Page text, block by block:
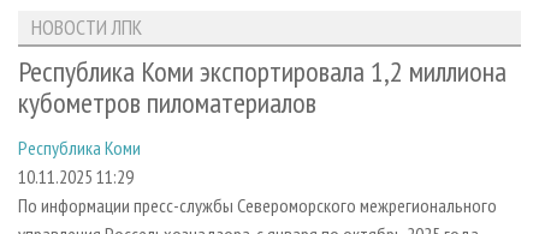
ЛЕСОЗАГОТОВКА
ЛЕСОПИЛЕНИЕ
СУШКА ДРЕВЕСИНЫ
ПРОИЗВОДСТВО ДРЕВЕСНЫХ ПЛИТ
НОВОСТИ ЛПК
НОВОСТИ ЖУРНАЛА
ПРОЕКТЫ ЛПИ
АНАЛИТИКА
ПРЕДПРИЯТИЯ ЛПК
ПЕРСОНЫ
МОБИЛЬНЫЕ ВЫСТАВКИ
АРХИВ
АРХИВ ЖУРНАЛОВ
СТАТЬИ
О ЖУРНАЛЕ
ПОДПИСКА
КОНТАКТЫ
РЕКЛАМОДАТЕЛЯМ
РЕКЛАМА
РЕКЛАМА НА САЙТЕ
НОВОСТИ ЛПК
Республика Коми экспортировала 1,2 миллиона
кубометров пиломатериалов
Республика Коми
10.11.2025 11:29
По информации пресс-службы Североморского межрегионального